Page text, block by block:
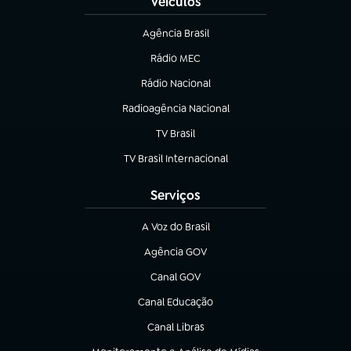
Agência Brasil
(abre em nova aba)
Rádio MEC
(abre em nova aba)
Rádio Nacional
Radioagência Nacional
(abre em nova aba)
TV Brasil
(abre em nova aba)
TV Brasil Internacional
(abre em nova aba)
Serviços
A Voz do Brasil
(abre em nova aba)
Agência GOV
(abre em nova aba)
Canal GOV
(abre em nova aba)
Canal Educação
(abre em nova aba)
Canal Libras
(abre em nova aba)